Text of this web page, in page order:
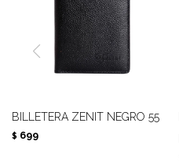
BILLETERA ZENIT NEGRO 55
$ 699